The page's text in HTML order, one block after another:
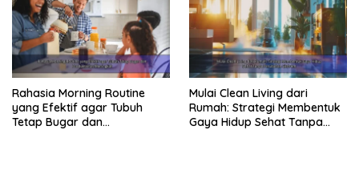
Rahasia Morning Routine
yang Efektif agar Tubuh
Tetap Bugar dan
Mulai Clean Living dari
Rumah: Strategi Membentuk
Gaya Hidup Sehat Tanpa